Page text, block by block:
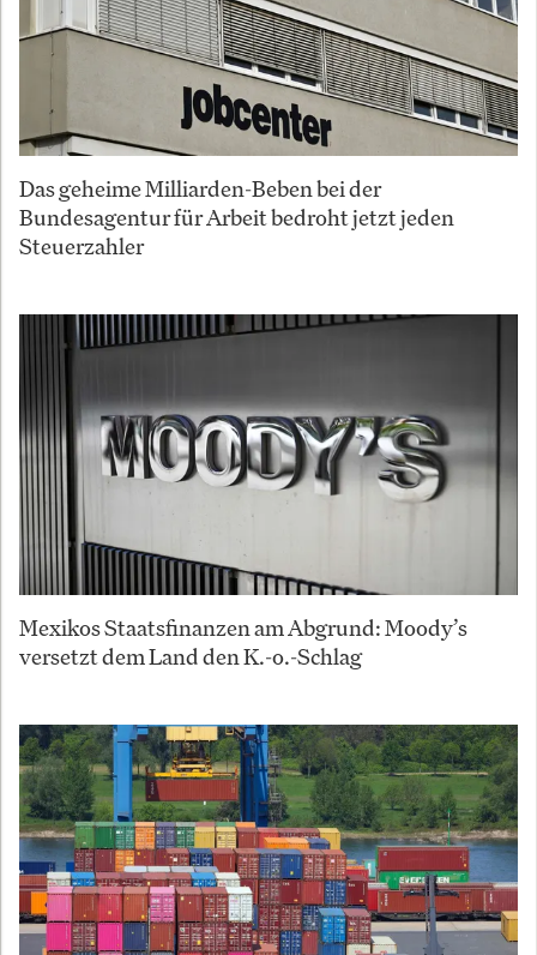
Das geheime Milliarden-Beben bei der
Bundesagentur für Arbeit bedroht jetzt jeden
Steuerzahler
Mexikos Staatsfinanzen am Abgrund: Moody’s
versetzt dem Land den K.-o.-Schlag